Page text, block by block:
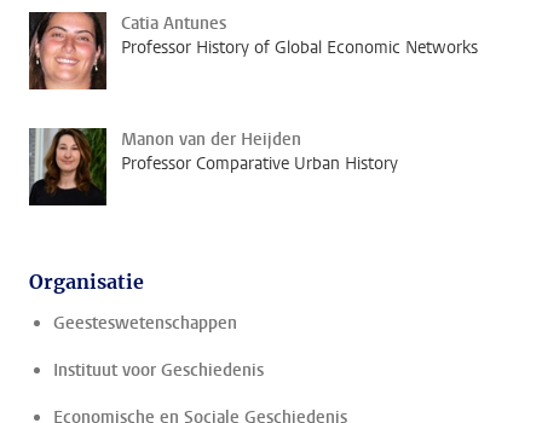
Catia Antunes
Professor History of Global Economic Networks
Manon van der Heijden
Professor Comparative Urban History
Organisatie
Geesteswetenschappen
Instituut voor Geschiedenis
Economische en Sociale Geschiedenis